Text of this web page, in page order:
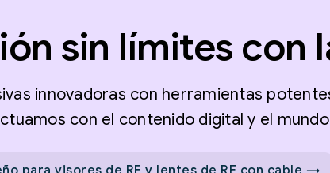
sin límites con
innovadoras con herramientas
con el contenido digital y el